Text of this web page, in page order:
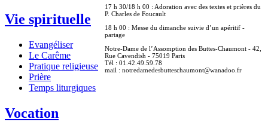
Vie spirituelle
Evangéliser
Le Carême
Pratique religieuse
Prière
Temps liturgiques
Vocation
17 h 30/18 h 00 : Adoration avec des textes et prières du
P. Charles de Foucault
18 h 00 : Messe du dimanche suivie d’un apéritif -
partage
Notre-Dame de l’Assomption des Buttes-Chaumont - 42,
Rue Cavendish - 75019 Paris
Tél : 01.42.49.59.78
mail : notredamedesbutteschaumont@wanadoo.fr